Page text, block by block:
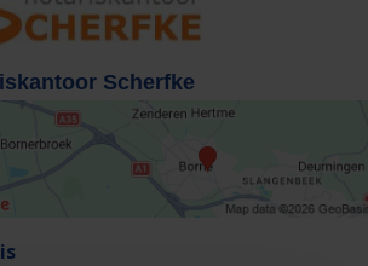
Scherfke